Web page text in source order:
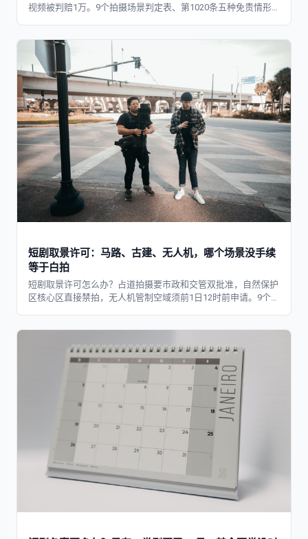
视频被判赔1万。9个拍摄场景判定表、第1020条五种免责情形
短剧取景许可：马路、古建、无人机，哪个场景没手续
等于白拍
短剧取景许可怎么办？占道拍摄要市政和交管双批准，自然保护
区核心区直接禁拍，无人机管制空域须前1日12时前申请。9个场